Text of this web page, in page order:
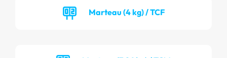
Marteau (4 kg) / TCF